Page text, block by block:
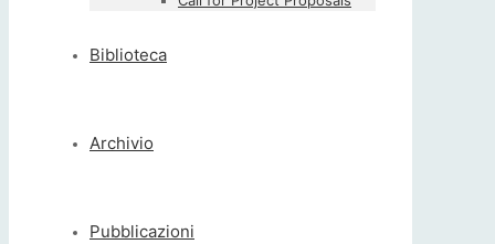
Biblioteca
Archivio
Pubblicazioni